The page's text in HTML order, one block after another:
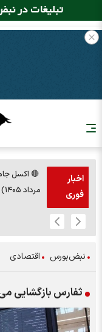
اخبار
فوری
مرداد ۱۴۰۵) + کلیک کنید
نبض‌بورس اقتصادی
ثفارس بازگشایی